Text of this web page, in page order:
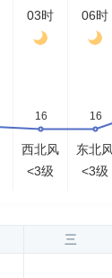
03时
西北风
<3级
06时
东北
<3级
三